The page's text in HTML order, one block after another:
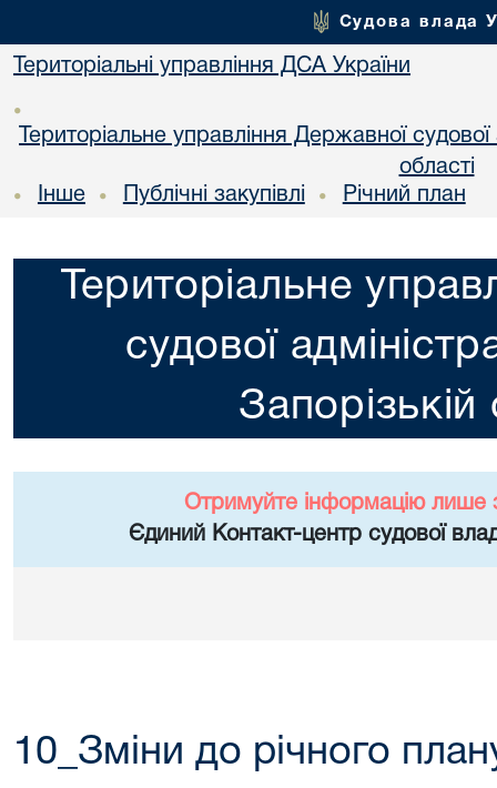
Судова влада
Територіальні управління ДСА України
•
Територіальне управління Державної судової
області
• Інше • Публічні закупівлі • Річний план
Територіальне
судової
Запорізькій
Отримуйте інформацію лише
Єдиний Контакт-центр судової
10_Зміни до річного